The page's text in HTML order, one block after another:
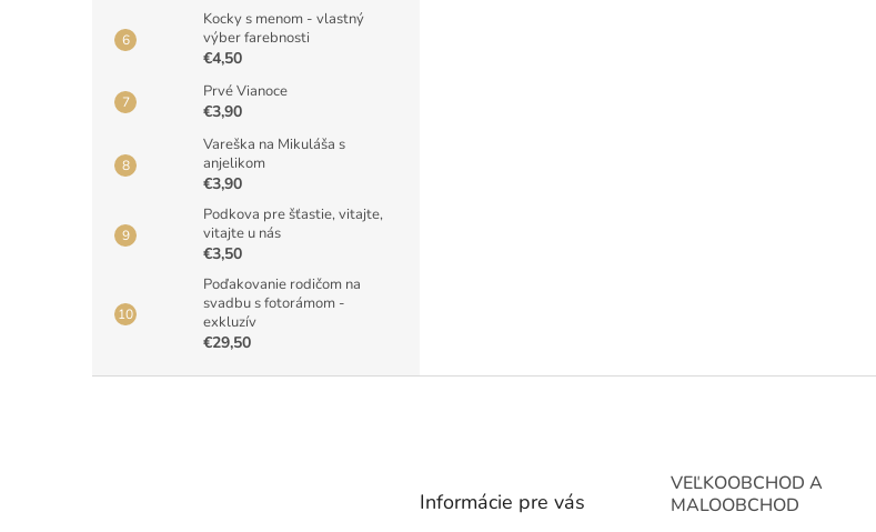
Kocky s menom - vlastný
výber farebnosti
€4,50
Prvé Vianoce
€3,90
Vareška na Mikuláša s
anjelikom
€3,90
Podkova pre šťastie, vitajte,
vitajte u nás
€3,50
Poďakovanie rodičom na
svadbu s fotorámom -
exkluzív
€29,50
Informácie pre vás
VEĽKOOBCHOD A
MALOOBCHOD